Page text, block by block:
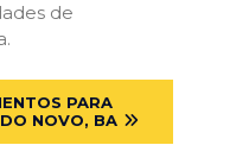
de
PARA
NOVO, BA